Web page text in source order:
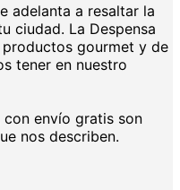
adelanta a resaltar la
ciudad. La Despensa
gourmet y de
tener en nuestro
con envío gratis son
nos describen.